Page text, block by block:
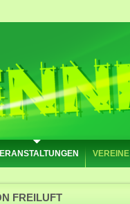
VEREINE
FREILUFT